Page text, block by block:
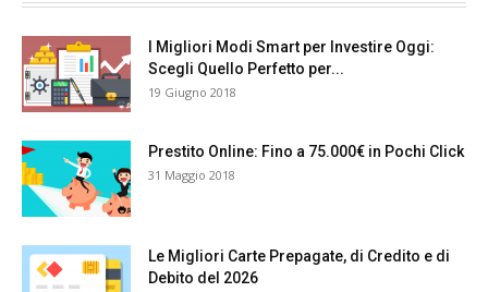
I Migliori Modi Smart per Investire Oggi:
Scegli Quello Perfetto per...
19 Giugno 2018
Prestito Online: Fino a 75.000€ in Pochi Click
31 Maggio 2018
Le Migliori Carte Prepagate, di Credito e di
Debito del 2026